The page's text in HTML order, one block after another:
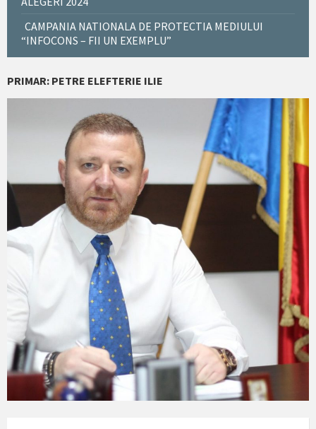
CAMPANIA NATIONALA DE PROTECTIA MEDIULUI
“INFOCONS – FII UN EXEMPLU”
PRIMAR: PETRE ELEFTERIE ILIE